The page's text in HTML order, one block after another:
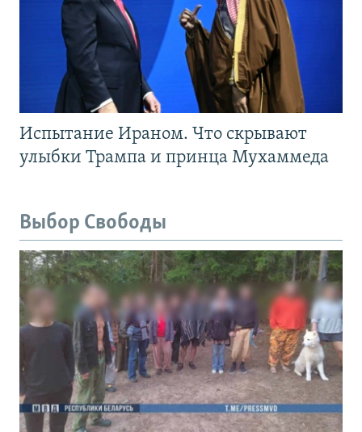
Испытание Ираном. Что скрывают
улыбки Трампа и принца Мухаммеда
Выбор Свободы